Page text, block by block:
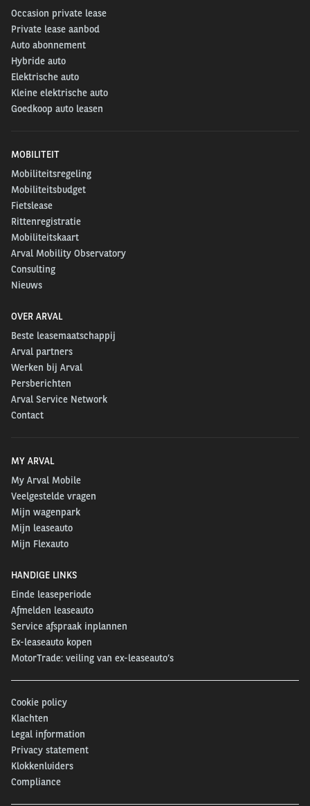
Occasion private lease
Private lease aanbod
Auto abonnement
Hybride auto
Elektrische auto
Kleine elektrische auto
Goedkoop auto leasen
MOBILITEIT
Mobiliteitsregeling
Mobiliteitsbudget
Fietslease
Rittenregistratie
Mobiliteitskaart
Arval Mobility Observatory
Consulting
Nieuws
OVER ARVAL
Beste leasemaatschappij
Arval partners
Werken bij Arval
Persberichten
Arval Service Network
Contact
MY ARVAL
My Arval Mobile
Veelgestelde vragen
Mijn wagenpark
Mijn leaseauto
Mijn Flexauto
HANDIGE LINKS
Einde leaseperiode
Afmelden leaseauto
Service afspraak inplannen
Ex-leaseauto kopen
MotorTrade: veiling van ex-leaseauto’s
Cookie policy
Klachten
Legal information
Privacy statement
Klokkenluiders
Compliance